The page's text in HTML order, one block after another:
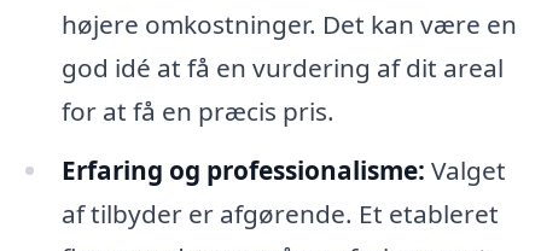
højere omkostninger. Det kan være en
god idé at få en vurdering af dit areal
for at få en præcis pris.
Erfaring og professionalisme: Valget
af tilbyder er afgørende. Et etableret